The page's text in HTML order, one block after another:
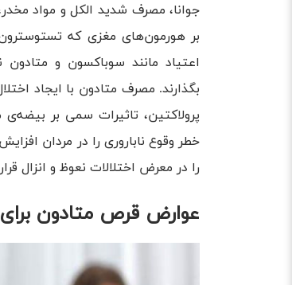
جوانا، مصرف شدید الکل و مواد
بر هورمون‌های مغزی که تستوسترون
اعتیاد مانند سوباکسون و متادون
بگذارند. مصرف متادون با ایجاد
پرولاکتین، تاثیرات سمی بر بیضه‌ی
خطر وقوع ناباروری را در مردان
را در معرض اختلالات نعوظ و انزال
عوارض قرص متادون